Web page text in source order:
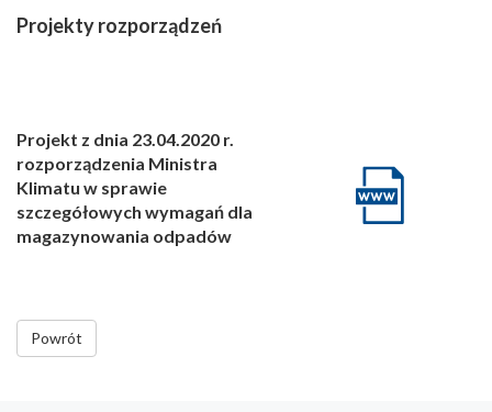
Projekty rozporządzeń
Projekt z dnia 23.04.2020 r.
rozporządzenia Ministra
Klimatu w sprawie
szczegółowych wymagań dla
magazynowania odpadów
Powrót